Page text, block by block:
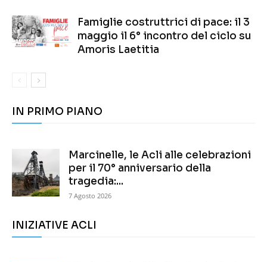
Famiglie costruttrici di pace: il 3
maggio il 6° incontro del ciclo su
Amoris Laetitia
IN PRIMO PIANO
Marcinelle, le Acli alle celebrazioni
per il 70° anniversario della
tragedia:...
7 Agosto 2026
INIZIATIVE ACLI